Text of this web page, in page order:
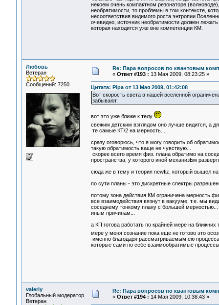
некоем очень компактном резонаторе
необратимости, то проблемы в том контексте,
несоответствия видимого роста энтропии
очевидно, источник необратимости должен
которая находится уже вне компетенции КМ.
Любовь
Ветеран
Сообщений: 7250
Re: Пара вопросов по квантовым
« Ответ #193 : 13 Мая 2009, 08:23:25 »
Цитата: Pipa от 13 Мая 2009, 01:42:08
Вот скорость света в нашей вселенной
забывают.
вот это уже ближе к телу
свежим детским взглядом оно лучше видится, а
те самые КТ/2 на мерность...
сразу оговорюсь, что я могу говорить об
такую обратимость ваще не чувствую...
скорее всего время физ. плана обратимо на
пространства, у которого иной механизЬм
сюда же в тему и теория newfiz, который вышел
по сути планы - это дискретные спектры
потому зона действия КМ ограничена мерность
все взаимодействия вязнут в вакууме, т.е. мы
соседнему тонкому плану с большей
иным причинам...
а КП готова работать по крайней мере на
мере у меня сознание пока еще не готово это
именно благодаря рассматриваемым ею
которые сами по себе взаимообратимые
valeriy
Глобальный модератор
Ветеран
Re: Пара вопросов по квантовым
« Ответ #194 : 14 Мая 2009, 10:38:43 »